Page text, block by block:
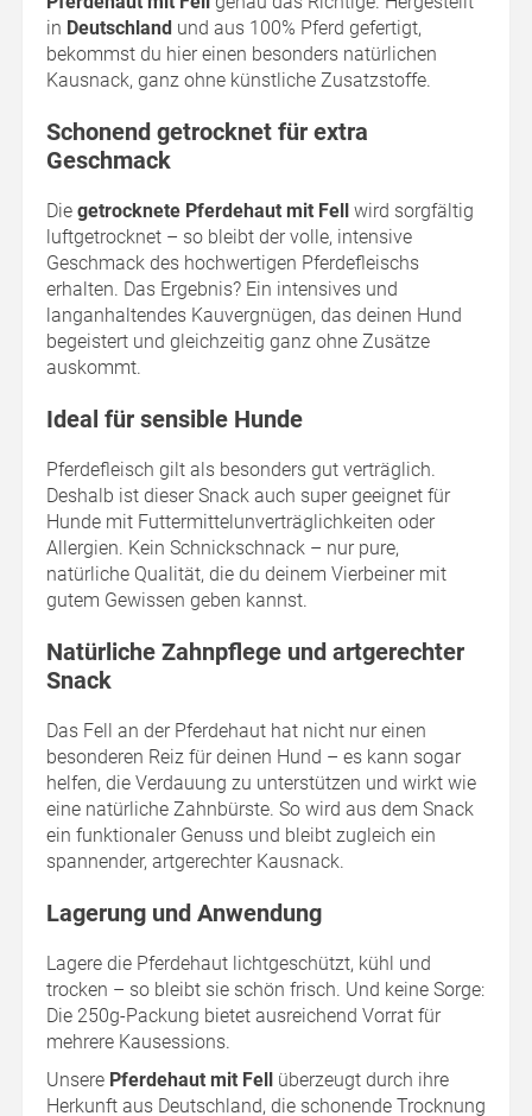
in Deutschland und aus 100% Pferd gefertigt,
bekommst du hier einen besonders natürlichen
Kausnack, ganz ohne künstliche Zusatzstoffe.
Schonend getrocknet für extra
Geschmack
Die getrocknete Pferdehaut mit Fell wird sorgfältig
luftgetrocknet – so bleibt der volle, intensive
Geschmack des hochwertigen Pferdefleischs
erhalten. Das Ergebnis? Ein intensives und
langanhaltendes Kauvergnügen, das deinen Hund
begeistert und gleichzeitig ganz ohne Zusätze
auskommt.
Ideal für sensible Hunde
Pferdefleisch gilt als besonders gut verträglich.
Deshalb ist dieser Snack auch super geeignet für
Hunde mit Futtermittelunverträglichkeiten oder
Allergien. Kein Schnickschnack – nur pure,
natürliche Qualität, die du deinem Vierbeiner mit
gutem Gewissen geben kannst.
Natürliche Zahnpflege und artgerechter
Snack
Das Fell an der Pferdehaut hat nicht nur einen
besonderen Reiz für deinen Hund – es kann sogar
helfen, die Verdauung zu unterstützen und wirkt wie
eine natürliche Zahnbürste. So wird aus dem Snack
ein funktionaler Genuss und bleibt zugleich ein
spannender, artgerechter Kausnack.
Lagerung und Anwendung
Lagere die Pferdehaut lichtgeschützt, kühl und
trocken – so bleibt sie schön frisch. Und keine Sorge:
Die 250g-Packung bietet ausreichend Vorrat für
mehrere Kausessions.
Unsere Pferdehaut mit Fell überzeugt durch ihre
Herkunft aus Deutschland, die schonende Trocknung